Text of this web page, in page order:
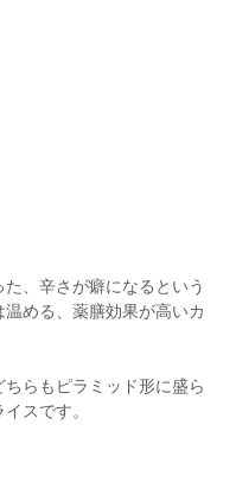
、辛さが癖になるという
温める、薬膳効果が高いカ
らもピラミッド形に盛ら
スです。